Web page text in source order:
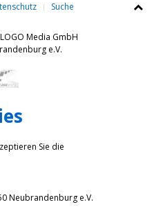
Suche
LOGO Media GmbH
e.V.
Sie die
Neubrandenburg e.V.